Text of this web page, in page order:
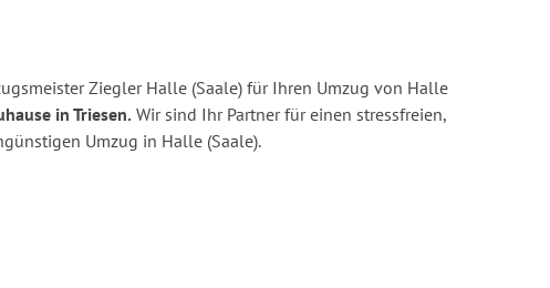
Ziegler Halle (Saale) für Ihren Umzug von Halle
in Triesen. Wir sind Ihr Partner für einen stressfreien,
Umzug in Halle (Saale).